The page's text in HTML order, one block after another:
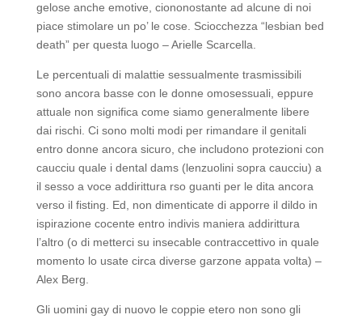
gelose anche emotive, ciononostante ad alcune di noi
piace stimolare un po’ le cose. Sciocchezza “lesbian bed
death” per questa luogo – Arielle Scarcella.
Le percentuali di malattie sessualmente trasmissibili
sono ancora basse con le donne omosessuali, eppure
attuale non significa come siamo generalmente libere
dai rischi. Ci sono molti modi per rimandare il genitali
entro donne ancora sicuro, che includono protezioni con
caucciu quale i dental dams (lenzuolini sopra caucciu) a
il sesso a voce addirittura rso guanti per le dita ancora
verso il fisting. Ed, non dimenticate di apporre il dildo in
ispirazione cocente entro indivis maniera addirittura
l’altro (o di metterci su insecable contraccettivo in quale
momento lo usate circa diverse garzone appata volta) –
Alex Berg.
Gli uomini gay di nuovo le coppie etero non sono gli